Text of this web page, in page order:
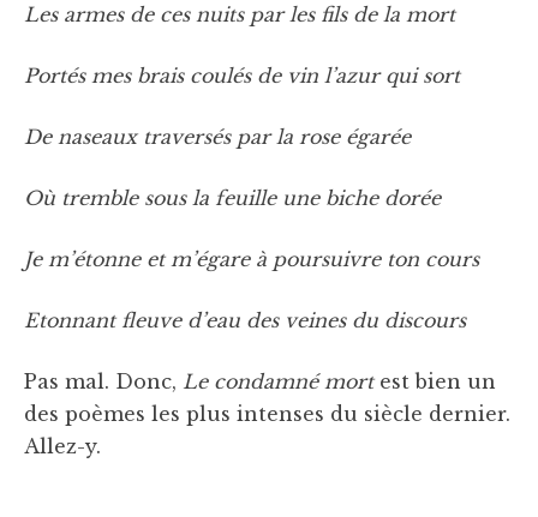
Les armes de ces nuits par les fils de la mort
Portés mes brais coulés de vin l’azur qui sort
De naseaux traversés par la rose égarée
Où tremble sous la feuille une biche dorée
Je m’étonne et m’égare à poursuivre ton cours
Etonnant fleuve d’eau des veines du discours
Pas mal. Donc, Le condamné mort est bien un
des poèmes les plus intenses du siècle dernier.
Allez-y.